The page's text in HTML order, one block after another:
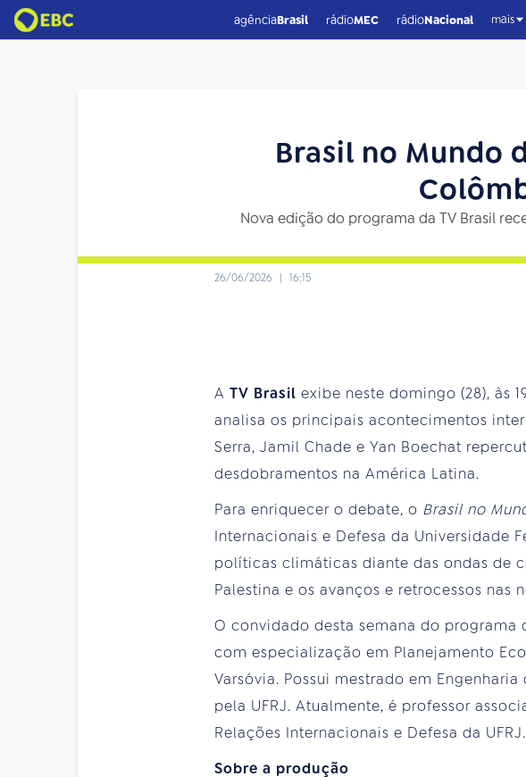
agênciaBrasil rádioMEC rádioNacional mais
Brasil no Mundo
Nova edição do programa da TV Brasil
26/06/2026 | 16:15
A TV Brasil exibe neste domingo (28), às
analisa os principais acontecimentos
Serra, Jamil Chade e Yan Boechat
desdobramentos na América Latina.
Para enriquecer o debate, o Brasil no
Internacionais e Defesa da Universidade
políticas climáticas diante das ondas de
Palestina e os avanços e retrocessos nas
O convidado desta semana do programa
com especialização em Planejamento
Varsóvia. Possui mestrado em
pela UFRJ. Atualmente, é professor
Relações Internacionais e Defesa da UFRJ.
Sobre a produção